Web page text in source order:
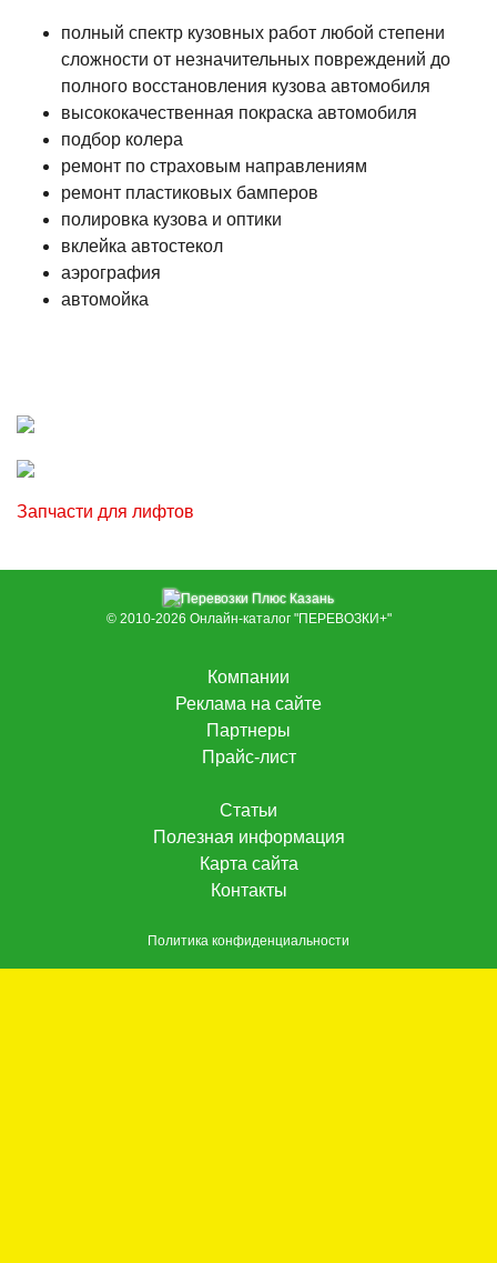
полный спектр кузовных работ любой степени
сложности от незначительных повреждений до
полного восстановления кузова автомобиля
высококачественная покраска автомобиля
подбор колера
ремонт по страховым направлениям
ремонт пластиковых бамперов
полировка кузова и оптики
вклейка автостекол
аэрография
автомойка
Запчасти для лифтов
© 2010-2026 Онлайн-каталог "ПЕРЕВОЗКИ+"
Компании
Реклама на сайте
Партнеры
Прайс-лист
Статьи
Полезная информация
Карта сайта
Контакты
Политика конфиденциальности